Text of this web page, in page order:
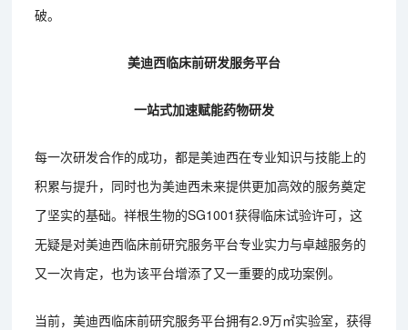
破。
美迪西临床前研发服务平台
一站式加速赋能药物研发
每一次研发合作的成功，都是美迪西在专业知识与技能上的
积累与提升，同时也为美迪西未来提供更加高效的服务奠定
了坚实的基础。祥根生物的SG1001获得临床试验许可，这
无疑是对美迪西临床前研究服务平台专业实力与卓越服务的
又一次肯定，也为该平台增添了又一重要的成功案例。
当前，美迪西临床前研究服务平台拥有2.9万㎡实验室，获得